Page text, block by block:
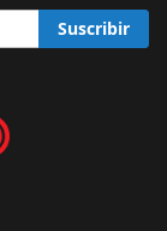
Suscribir